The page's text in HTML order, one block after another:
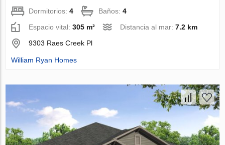
Dormitorios:4 Baños:4
Espacio vital:305 m² Distancia al mar:7.2 km
9303 Raes Creek Pl
William Ryan Homes